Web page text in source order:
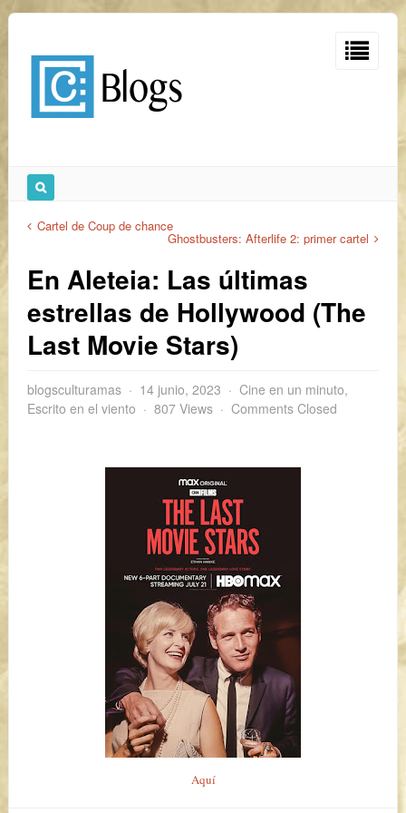
Cartel de Coup de chance
Ghostbusters: Afterlife 2: primer cartel
En Aleteia: Las últimas
estrellas de Hollywood (The
Last Movie Stars)
blogsculturamas 14 junio, 2023 Cine en un minuto,
Escrito en el viento
807 Views Comments Closed
Aquí